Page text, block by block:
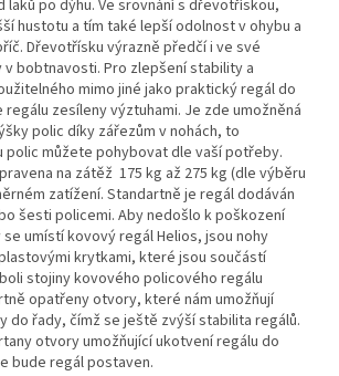
laků po dýhu. Ve srovnání s dřevotřískou,
hustotu a tím také lepší odolnost v ohybu a
Dřevotřísku výrazně předčí i ve své
bobtnavosti. Pro zlepšení stability a
mimo jiné jako praktický regál do
zesíleny výztuhami. Je zde umožněná
polic díky zářezům v nohách, to
polic můžete pohybovat dle vaší potřeby.
na zátěž 175 kg až 275 kg (dle výběru
zatížení. Standartně je regál dodáván
šesti policemi. Aby nedošlo k poškození
umístí kovový regál Helios, jsou nohy
krytkami, které jsou součástí
stojiny kovového policového regálu
opatřeny otvory, které nám umožňují
do řady, čímž se ještě zvýší stabilita regálů.
otvory umožňující ukotvení regálu do
bude regál postaven.